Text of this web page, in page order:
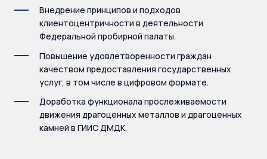
Внедрение принципов и подходов
клиентоцентричности в деятельности
Федеральной пробирной палаты.
Повышение удовлетворенности граждан
качеством предоставления государственных
услуг, в том числе в цифровом формате.
Доработка функционала прослеживаемости
движения драгоценных металлов и драгоценных
камней в ГИИС ДМДК.